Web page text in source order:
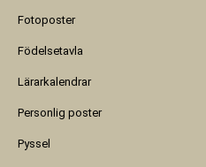
Fotoposter
Födelsetavla
Lärarkalendrar
Personlig poster
Pyssel